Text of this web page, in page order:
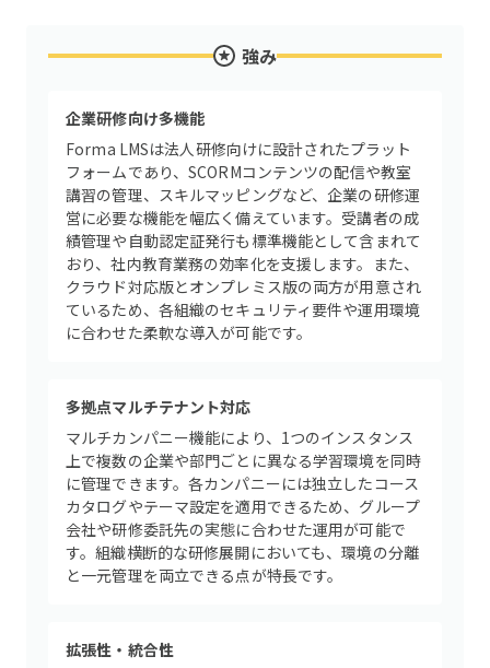
強み
企業研修向け多機能
Forma LMSは法人研修向けに設計されたプラット
フォームであり、SCORMコンテンツの配信や教室
講習の管理、スキルマッピングなど、企業の研修運
営に必要な機能を幅広く備えています。受講者の成
績管理や自動認定証発行も標準機能として含まれて
おり、社内教育業務の効率化を支援します。また、
クラウド対応版とオンプレミス版の両方が用意され
ているため、各組織のセキュリティ要件や運用環境
に合わせた柔軟な導入が可能です。
多拠点マルチテナント対応
マルチカンパニー機能により、1つのインスタンス
上で複数の企業や部門ごとに異なる学習環境を同時
に管理できます。各カンパニーには独立したコース
カタログやテーマ設定を適用できるため、グループ
会社や研修委託先の実態に合わせた運用が可能で
す。組織横断的な研修展開においても、環境の分離
と一元管理を両立できる点が特長です。
拡張性・統合性